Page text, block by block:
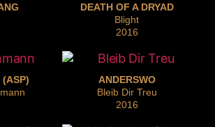
DEATH OF A DRYAD
Blight
2016
(ASP)
ANDERSWO
Bleib Dir Treu
2016